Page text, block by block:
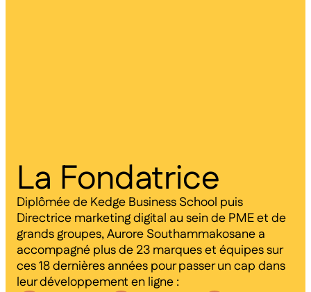
La Fondatrice
Diplômée de Kedge Business School puis
Directrice marketing digital au sein de PME et de
grands groupes, Aurore Southammakosane a
accompagné plus de 23 marques et équipes sur
ces 18 dernières années pour passer un cap dans
leur développement en ligne :